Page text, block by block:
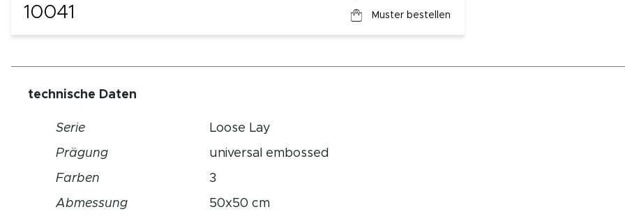
10041 Muster bestellen
technische Daten
Serie
Loose Lay
Prägung
universal embossed
Farben
3
Abmessung
50x50 cm